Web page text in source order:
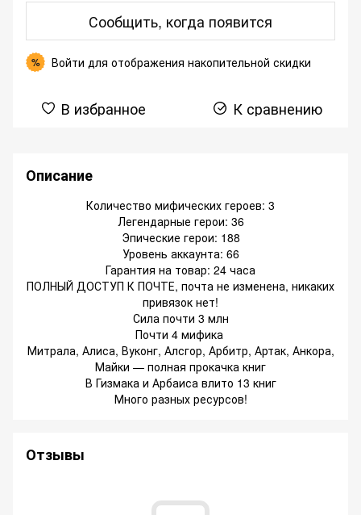
Сообщить, когда появится
% Войти для отображения накопительной скидки
В избранное К сравнению
Описание
Количество мифических героев: 3
Легендарные герои: 36
Эпические герои: 188
Уровень аккаунта: 66
Гарантия на товар: 24 часа
ПОЛНЫЙ ДОСТУП К ПОЧТЕ, почта не изменена, никаких
привязок нет!
Сила почти 3 млн
Почти 4 мифика
Митрала, Алиса, Вуконг, Алсгор, Арбитр, Артак, Анкора,
Майки — полная прокачка книг
В Гизмака и Арбаиса влито 13 книг
Много разных ресурсов!
Отзывы